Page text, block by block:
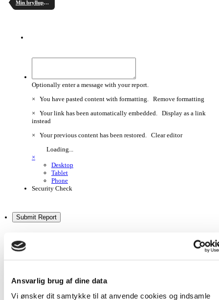
Ansvarlig brug af dine data
Vi ønsker dit samtykke til at anvende cookies og indsamle
Min bryllupsplanlægning
Optionally enter a message with your report.
× You have pasted content with formatting. Remove formatting
× Your link has been automatically embedded. Display as a link
instead
× Your previous content has been restored. Clear editor
Loading...
×
Desktop
Tablet
Phone
Security Check
Submit Report